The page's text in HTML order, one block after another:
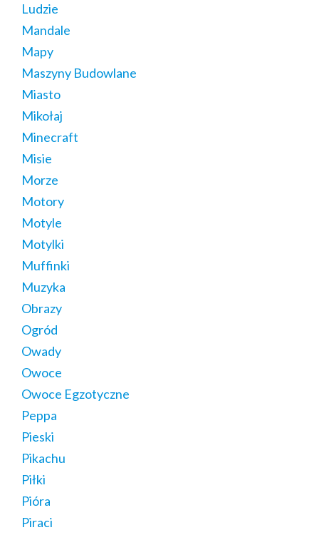
Ludzie
Mandale
Mapy
Maszyny Budowlane
Miasto
Mikołaj
Minecraft
Misie
Morze
Motory
Motyle
Motylki
Muffinki
Muzyka
Obrazy
Ogród
Owady
Owoce
Owoce Egzotyczne
Peppa
Pieski
Pikachu
Piłki
Pióra
Piraci